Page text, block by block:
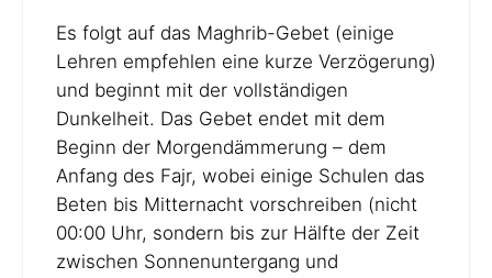
Es folgt auf das Maghrib-Gebet (einige
Lehren empfehlen eine kurze Verzögerung)
und beginnt mit der vollständigen
Dunkelheit. Das Gebet endet mit dem
Beginn der Morgendämmerung – dem
Anfang des Fajr, wobei einige Schulen das
Beten bis Mitternacht vorschreiben (nicht
00:00 Uhr, sondern bis zur Hälfte der Zeit
zwischen Sonnenuntergang und